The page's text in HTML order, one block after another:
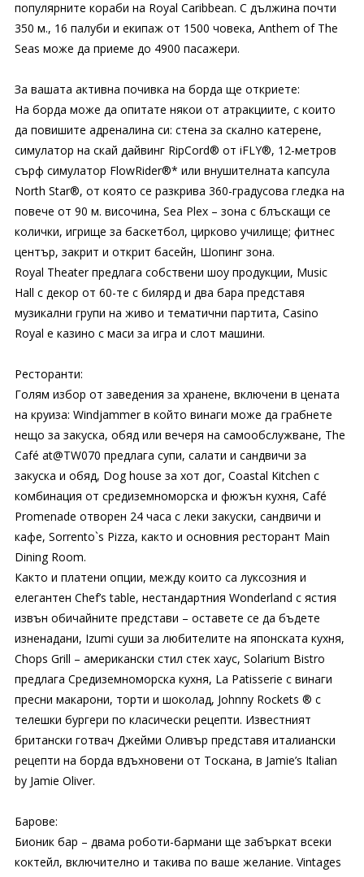
популярните кораби на Royal Caribbean. С дължина почти
350 м., 16 палуби и екипаж от 1500 човека, Anthem of The
Seas може да приеме до 4900 пасажери.
За вашата активна почивка на борда ще откриете:
На борда може да опитате някои от атракциите, с които
да повишите адреналина си: стена за скално катерене,
симулатор на скай дайвинг RipCord® от iFLY®, 12-метров
сърф симулатор FlowRider®* или внушителната капсула
North Star®, от която се разкрива 360-градусова гледка на
повече от 90 м. височина, Sea Plex – зона с блъскащи се
колички, игрище за баскетбол, цирково училище; фитнес
център, закрит и открит басейн, Шопинг зона.
Royal Theater предлага собствени шоу продукции, Music
Hall с декор от 60-те с билярд и два бара представя
музикални групи на живо и тематични партита, Casino
Royal е казино с маси за игра и слот машини.
Ресторанти:
Голям избор от заведения за хранене, включени в цената
на круиза: Windjammer в който винаги може да грабнете
нещо за закуска, обяд или вечеря на самообслужване, The
Café at@TW070 предлага супи, салати и сандвичи за
закуска и обяд, Dog house за хот дог, Coastal Kitchen с
комбинация от средиземноморска и фюжън кухня, Café
Promenade отворен 24 часа с леки закуски, сандвичи и
кафе, Sorrento`s Pizza, както и основния ресторант Main
Dining Room.
Както и платени опции, между които са луксозния и
елегантен Chef’s table, нестандартния Wonderland с ястия
извън обичайните представи – оставете се да бъдете
изненадани, Izumi суши за любителите на японската кухня,
Chops Grill – американски стил стек хаус, Solarium Bistro
предлага Средиземноморска кухня, La Patisserie с винаги
пресни макарони, торти и шоколад, Johnny Rockets ® с
телешки бургери по класически рецепти. Известният
британски готвач Джейми Оливър представя италиански
рецепти на борда вдъхновени от Тоскана, в Jamie’s Italian
by Jamie Oliver.
Барове:
Бионик бар – двама роботи-бармани ще забъркат всеки
коктейл, включително и такива по ваше желание. Vintages